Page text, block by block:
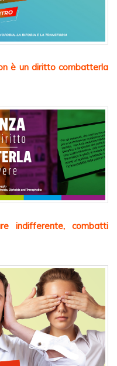
è un diritto combatterla
indifferente, combatti